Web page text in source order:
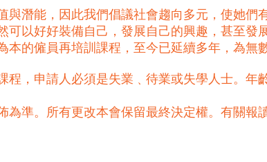
潛能，因此我們倡議社會趨向多元，使她們
以好好裝備自己，發展自己的興趣，甚至發
的僱員再培訓課程，至今已延續多年，為無
，申請人必須是失業﹑待業或失學人士。年
準。所有更改本會保留最終決定權。有關報